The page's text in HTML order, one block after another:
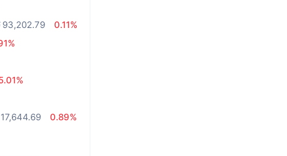
93,202.79
0.11%
17,644.69 0.89%